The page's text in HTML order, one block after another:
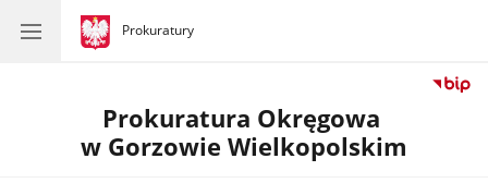
gov.pl
Prokuratury
gov.pl
Prokuratury
Prokuratura Okręgowa
w Gorzowie Wielkopolskim